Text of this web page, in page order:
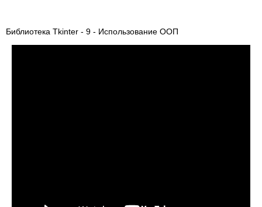
Библиотека Tkinter - 9 - Использование ООП